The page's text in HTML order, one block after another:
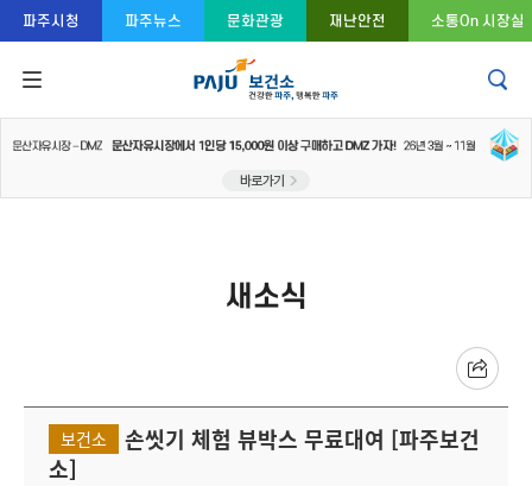
콘텐츠 바로가기
주메뉴 바로가기
푸터 바로가기
파주시청 파주뉴스 문화관광 재난안전 소통On 시장실
새소식
보건소
손씻기 체험 뷰박스 무료대여 [파주보건
소]